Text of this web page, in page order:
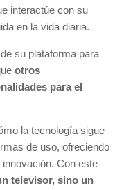
interactúe con su
en la vida diaria.
su plataforma para
otros
para el
la tecnología sigue
de uso, ofreciendo
Con este
televisor, sino un